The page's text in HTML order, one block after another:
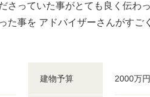
っていた事がとても良く伝わ
事を アドバイザーさんがすご
建物予算 2000万